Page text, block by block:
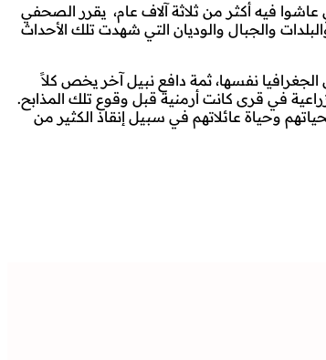
الذي عاشوا فيه أكثر من ثلاثة آلاف عام، يقرر الصحفي
والجبال والوديان التي شهدت تلك الأحداث
نفسها، ثمة دافع نبيل آخر يخص كلاً
في قرى كانت أرمنية قبل وقوع تلك المذابح.
وحياة عائلاتهم في سبيل إنقاذ الكثير من